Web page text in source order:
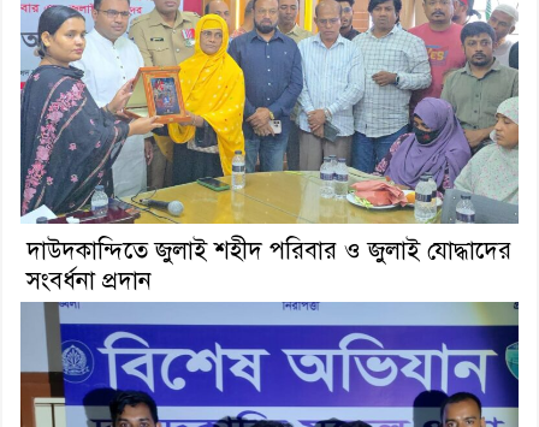
দাউদকান্দিতে জুলাই শহীদ পরিবার ও জুলাই যোদ্ধাদের
সংবর্ধনা প্রদান